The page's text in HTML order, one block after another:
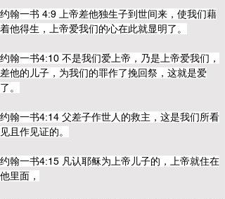
约翰一书 4:9 上帝差他独生子到世间来，使我们藉
着他得生，上帝爱我们的心在此就显明了。
约翰一书4:10 不是我们爱上帝，乃是上帝爱我们，
差他的儿子，为我们的罪作了挽回祭，这就是爱
了。
约翰一书4:14 父差子作世人的救主，这是我们所看
见且作见证的。
约翰一书4:15 凡认耶稣为上帝儿子的，上帝就住在
他里面，